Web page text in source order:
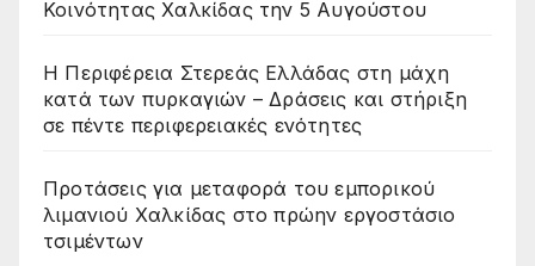
Κοινότητας Χαλκίδας την 5 Αυγούστου
Η Περιφέρεια Στερεάς Ελλάδας στη μάχη
κατά των πυρκαγιών – Δράσεις και στήριξη
σε πέντε περιφερειακές ενότητες
Προτάσεις για μεταφορά του εμπορικού
λιμανιού Χαλκίδας στο πρώην εργοστάσιο
τσιμέντων